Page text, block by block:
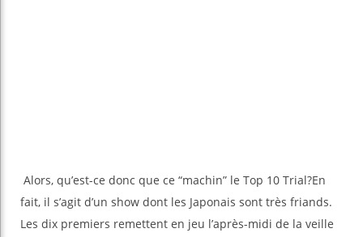
Alors, qu’est-ce donc que ce “machin” le Top 10 Trial?En
fait, il s’agit d’un show dont les Japonais sont très friands.
Les dix premiers remettent en jeu l’après-midi de la veille